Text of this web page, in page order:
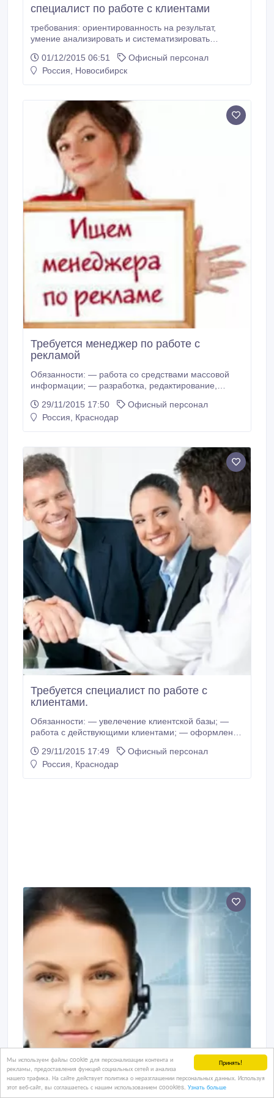
Принять!
Мы используем файлы cookie для персонализации контента и
рекламы, предоставления функций социальных сетей и анализа
нашего трафика. На сайте действует политика о неразглашении персональных данных. Используя
этот веб-сайт, вы соглашаетесь с нашим использованием coookies. Узнать больше
специалист по работе с клиентами
требования: ориентированность на результат,
умение анализировать и систематизировать
опыт работы приветствуется обязанности:
предоставление необходимой информации
отчетов осуществление.
01/12/2015 06:51
Офисный персонал
Россия, Новосибирск
Требуется менеджер по работе с
рекламой
Обязанности: — работа со средствами массовой
информации; — разработка, редактирование,
-ведение переговоров, контроль исполнения
договоров; -отчетность ; Требования: —
29/11/2015 17:50
Офисный персонал
Россия, Краснодар
Требуется специалист по работе с
клиентами.
Обязанности: — увелечение клиентской базы; —
работа с действующими клиентами; — оформление
пунктуальность; — доброжелательность; --
ответственность --владение П.К на уровне
29/11/2015 17:49
Офисный персонал
Россия, Краснодар